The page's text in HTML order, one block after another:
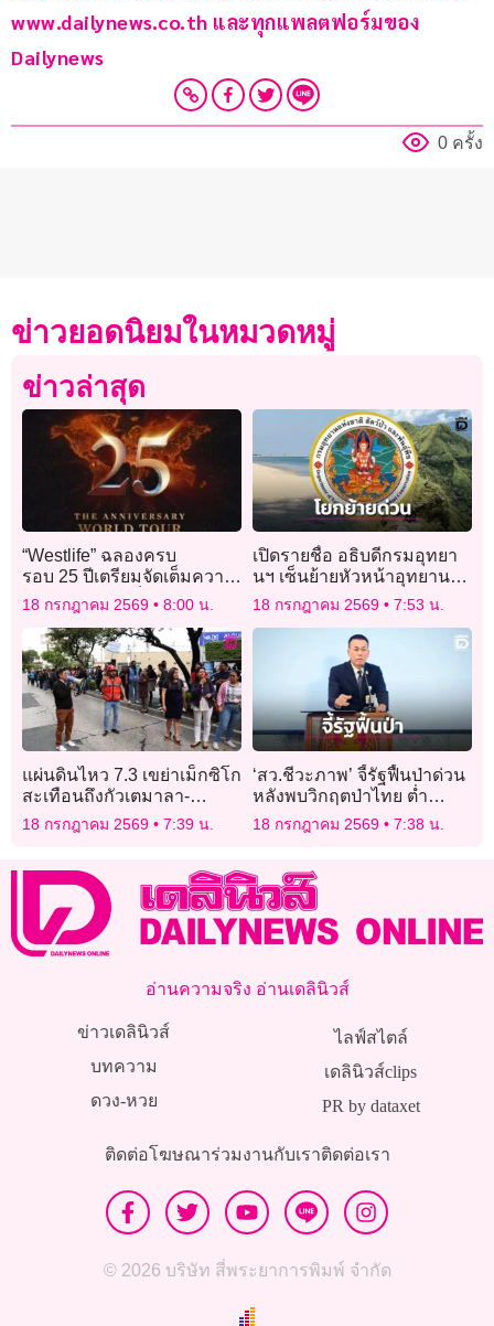
www.dailynews.co.th และทุกแพลตฟอร์มของ
Dailynews
0 ครั้ง
ข่าวยอดนิยมในหมวดหมู่
ข่าวล่าสุด
“Westlife” ฉลองครบ
รอบ 25 ปีเตรียมจัดเต็มความ
สนุกแบบโปรแม็กซ์ในในไทย
18 กรกฎาคม 2569 8:00 น.
เปิดรายชื่อ อธิบดีกรมอุทยา
นฯ เซ็นย้ายหัวหน้าอุทยานฯ
ดัง 4 แห่งรวด มีผลทันที
18 กรกฎาคม 2569 7:53 น.
แผ่นดินไหว 7.3 เขย่าเม็กซิโก
สะเทือนถึงกัวเตมาลา-
เอลซัลวาดอร์
18 กรกฎาคม 2569 7:39 น.
‘สว.ชีวะภาพ’ จี้รัฐฟื้นป่าด่วน
หลังพบวิกฤตป่าไทย ต่ำ
เกณฑ์โลก หายวันละ 400 ไร่
18 กรกฎาคม 2569 7:38 น.
อ่านความจริง อ่านเดลินิวส์
ข่าวเดลินิวส์
บทความ
ดวง-หวย
ไลฟ์สไตล์
เดลินิวส์clips
PR by dataxet
ติดต่อโฆษณาร่วมงานกับเราติดต่อเรา
© 2026 บริษัท สี่พระยาการพิมพ์ จำกัด